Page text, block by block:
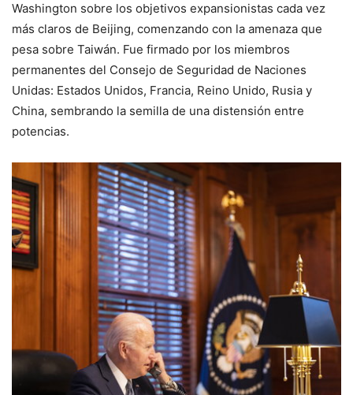
Washington sobre los objetivos expansionistas cada vez
más claros de Beijing, comenzando con la amenaza que
pesa sobre Taiwán. Fue firmado por los miembros
permanentes del Consejo de Seguridad de Naciones
Unidas: Estados Unidos, Francia, Reino Unido, Rusia y
China, sembrando la semilla de una distensión entre
potencias.